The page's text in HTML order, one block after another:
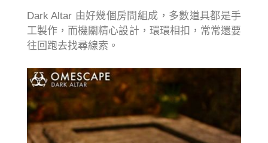
Dark Altar 由好幾個房間組成，多數道具都是手
工製作，而機關精心設計，環環相扣，常常還要
往回跑去找尋線索。